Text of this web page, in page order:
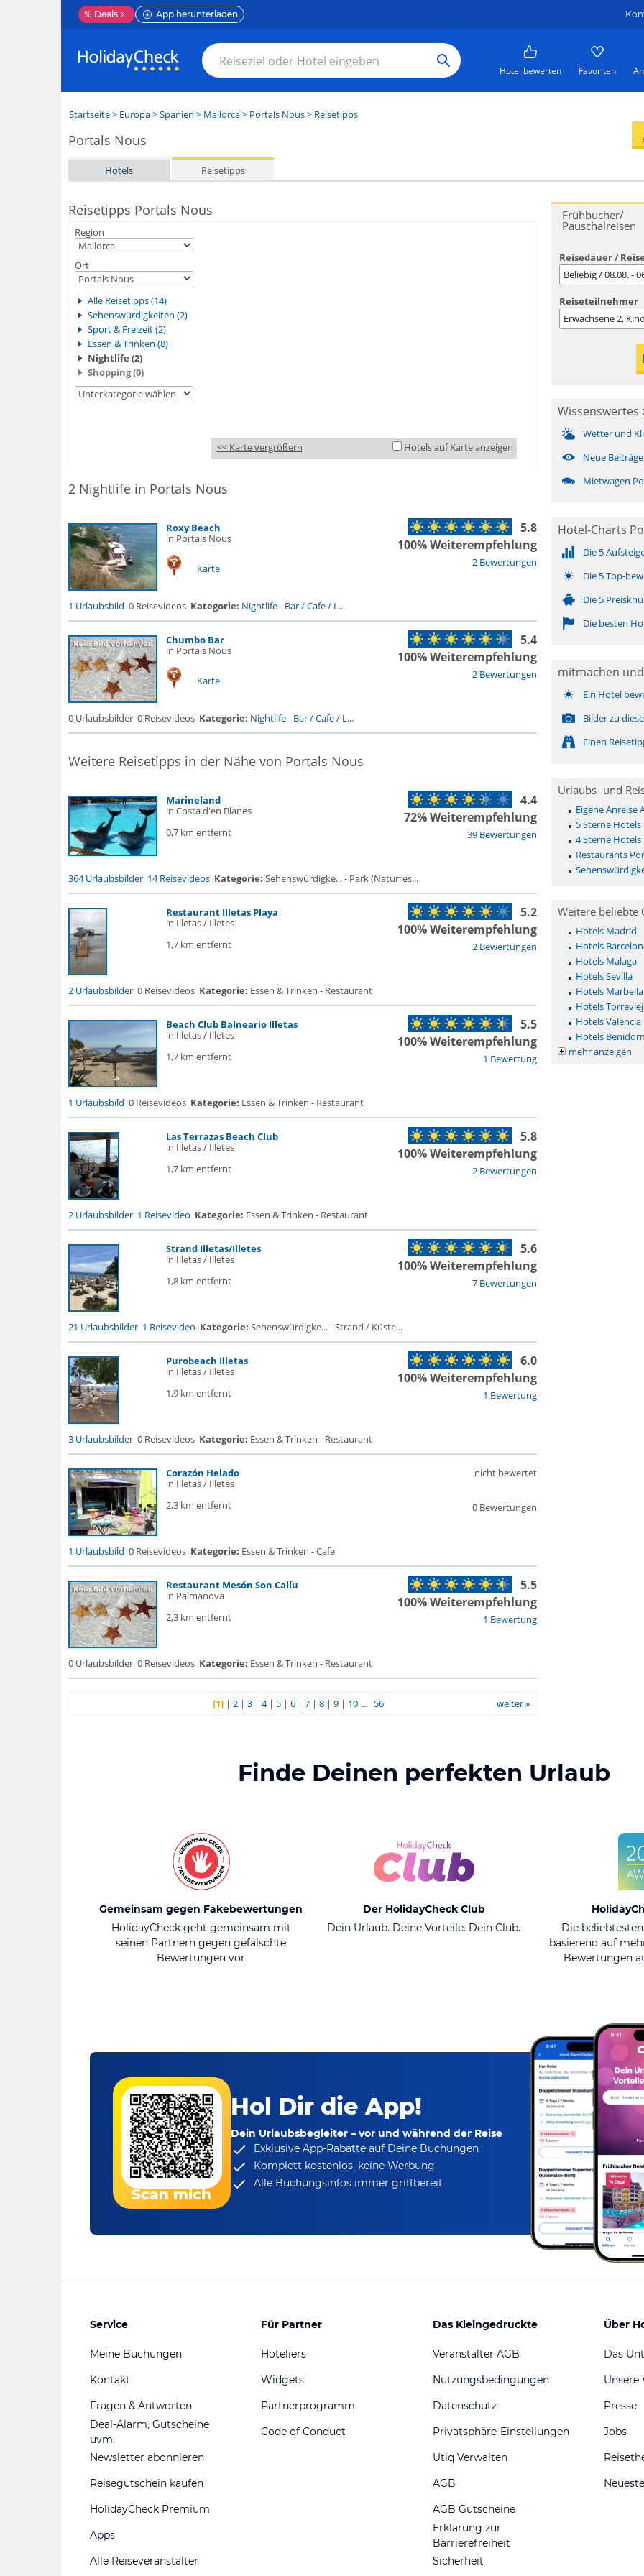
% Deals App herunterladen
Hotel bewerten Favoriten
Startseite> Europa>Spanien > Mallorca> Portals Nous> Reisetipps
Portals Nous
Hotels Reisetipps
Reisetipps Portals Nous
Region
Ort
Alle Reisetipps (14)
Sehenswürdigkeiten (2)
Sport & Freizeit (2)
Essen & Trinken (8)
Nightlife (2)
Shopping (0)
<< Karte vergrößern Hotels auf Karte anzeigen
2 Nightlife in Portals Nous
Roxy Beach
in Portals Nous
Karte 2 Bewertungen
5.8
100% Weiterempfehlung
1 Urlaubsbild 0 Reisevideos Kategorie: Nightlife- Bar / Cafe / L...
Chumbo Bar
in Portals Nous
Karte 2 Bewertungen
5.4
100% Weiterempfehlung
0 Urlaubsbilder 0 Reisevideos Kategorie: Nightlife- Bar / Cafe / L...
Weitere Reisetipps in der Nähe von Portals Nous
Marineland
in Costa d'en Blanes
0,7 km entfernt
39 Bewertungen
4.4
72% Weiterempfehlung
364 Urlaubsbilder 14 Reisevideos Kategorie: Sehenswürdigke... - Park (Naturres...
Restaurant Illetas Playa
in Illetas / Illetes
1,7 km entfernt
2 Bewertungen
5.2
100% Weiterempfehlung
2 Urlaubsbilder 0 Reisevideos Kategorie: Essen & Trinken - Restaurant
Beach Club Balneario Illetas
in Illetas / Illetes
1,7 km entfernt
1 Bewertung
5.5
100% Weiterempfehlung
1 Urlaubsbild 0 Reisevideos Kategorie: Essen & Trinken - Restaurant
Las Terrazas Beach Club
in Illetas / Illetes
1,7 km entfernt
2 Bewertungen
5.8
100% Weiterempfehlung
2 Urlaubsbilder 1 Reisevideo Kategorie: Essen & Trinken - Restaurant
Strand Illetas/Illetes
in Illetas / Illetes
1,8 km entfernt
7 Bewertungen
5.6
100% Weiterempfehlung
21 Urlaubsbilder 1 Reisevideo Kategorie: Sehenswürdigke... - Strand / Küste...
Purobeach Illetas
in Illetas / Illetes
1,9 km entfernt
1 Bewertung
6.0
100% Weiterempfehlung
3 Urlaubsbilder 0 Reisevideos Kategorie: Essen & Trinken - Restaurant
Corazón Helado
in Illetas / Illetes
2,3 km entfernt
0 Bewertungen
nicht bewertet
1 Urlaubsbild 0 Reisevideos Kategorie: Essen & Trinken - Cafe
Restaurant Mesón Son Calíu
in Palmanova
2,3 km entfernt
1 Bewertung
5.5
100% Weiterempfehlung
0 Urlaubsbilder 0 Reisevideos Kategorie: Essen & Trinken - Restaurant
[1] |2 |3 |4| 5 |6 |7 |8 |9 | 10 ... 56 weiter »
Frühbucher/
Pauschalreisen
Reisedauer /
Beliebig / 08.08. -
Reiseteilnehmer
Erwachsene2,
Wissenswertes
Wetter und
Neue
Mietwagen
Hotel-Charts
Die 5
Die 5 Top-
Die 5
Die besten
mitmachen
Ein Hotel
Bilder zu
Einen
Urlaubs- und
Eigene Anreise
5 Sterne
4 Sterne
Restaurants
Weitere beliebte
Hotels Madrid
Hotels
Hotels Malaga
Hotels Sevilla
Hotels Marbella
Hotels
Hotels Valencia
Hotels
mehr anzeigen
Finde Deinen perfekten Urlaub
Gemeinsam gegen Fakebewertungen
HolidayCheck geht gemeinsam mit
seinen Partnern gegen gefälschte
Bewertungen vor
Der HolidayCheck Club
Dein Urlaub. Deine Vorteile. Dein Club.
Die
basierend auf
Bewertungen
Scan mich
Hol Dir die App!
Dein Urlaubsbegleiter – vor und während der Reise
Exklusive App-Rabatteauf Deine Buchungen
Komplett kostenlos, keine Werbung
Alle Buchungsinfos immer griffbereit
Service
Meine Buchungen
Kontakt
Fragen & Antworten
Deal-Alarm, Gutscheine
uvm.
Newsletter abonnieren
Reisegutschein kaufen
HolidayCheck Premium
Apps
Alle Reiseveranstalter
Für Partner
Hoteliers
Widgets
Partnerprogramm
Code of Conduct
Das Kleingedruckte
Veranstalter AGB
Nutzungsbedingungen
Datenschutz
Privatsphäre-Einstellungen
Utiq Verwalten
AGB
AGB Gutscheine
Erklärung zur
Barrierefreiheit
Sicherheit
Über
Das
Unsere
Presse
Jobs